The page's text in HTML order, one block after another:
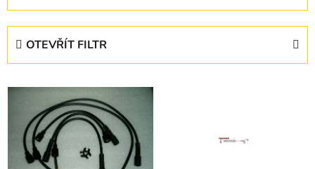
z
p
OTEVŘÍT FILTR
V